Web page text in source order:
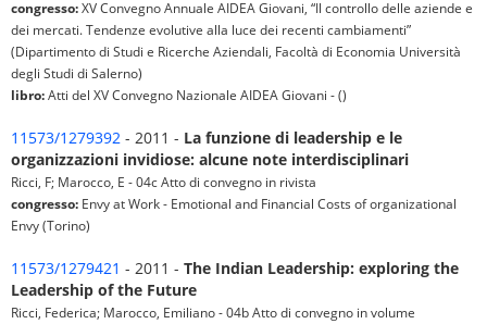
congresso:XV Convegno Annuale AIDEA Giovani, “Il controllo delle aziende e
dei mercati. Tendenze evolutive alla luce dei recenti cambiamenti”
(Dipartimento di Studi e Ricerche Aziendali, Facoltà di Economia Università
degli Studi di Salerno)
libro:Atti del XV Convegno Nazionale AIDEA Giovani - ()
11573/1279392 - 2011 - La funzione di leadership e le
organizzazioni invidiose: alcune note interdisciplinari
Ricci, F; Marocco, E - 04c Atto di convegno in rivista
congresso: Envy at Work - Emotional and Financial Costs of organizational
Envy (Torino)
11573/1279421 - 2011 - The Indian Leadership: exploring the
Leadership of the Future
Ricci, Federica; Marocco, Emiliano - 04b Atto di convegno in volume